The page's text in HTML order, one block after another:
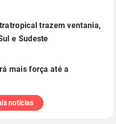
trazem ventania,
e Sudeste
mais força até a
notícias